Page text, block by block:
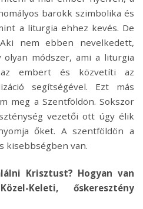
barokk szimbolika és
a liturgia ehhez kevés. De
nem ebben nevelkedett,
módszer, ami a liturgia
az embert és közvetíti az
segítségével. Ezt más
meg a Szentföldön. Sokszor
vezetői ott úgy élik
őket. A szentföldön a
kisebbségben van.
Krisztust? Hogyan van
Keleti, őskeresztény